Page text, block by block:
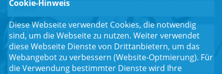
Cookie-Hinweis
Diese Webseite verwendet Cookies, die notwendig
sind, um die Webseite zu nutzen. Weiter verwendet
diese Webseite Dienste von Drittanbietern, um das
Webangebot zu verbessern (Website-Optmierung). Für
die Verwendung bestimmter Dienste wird Ihre